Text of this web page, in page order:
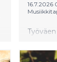
16.7.2026